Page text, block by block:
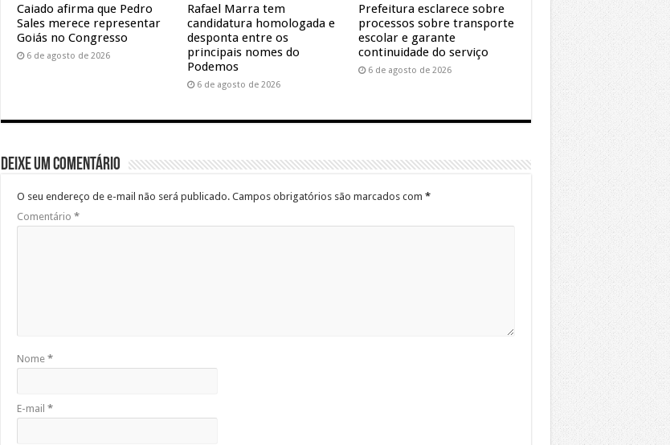
Caiado afirma que Pedro
Sales merece representar
Goiás no Congresso
6 de agosto de 2026
Rafael Marra tem
candidatura homologada e
desponta entre os
principais nomes do
Podemos
6 de agosto de 2026
Prefeitura esclarece sobre
processos sobre transporte
escolar e garante
continuidade do serviço
6 de agosto de 2026
Deixe um comentário
O seu endereço de e-mail não será publicado. Campos obrigatórios são marcados com *
Comentário *
Nome *
E-mail *